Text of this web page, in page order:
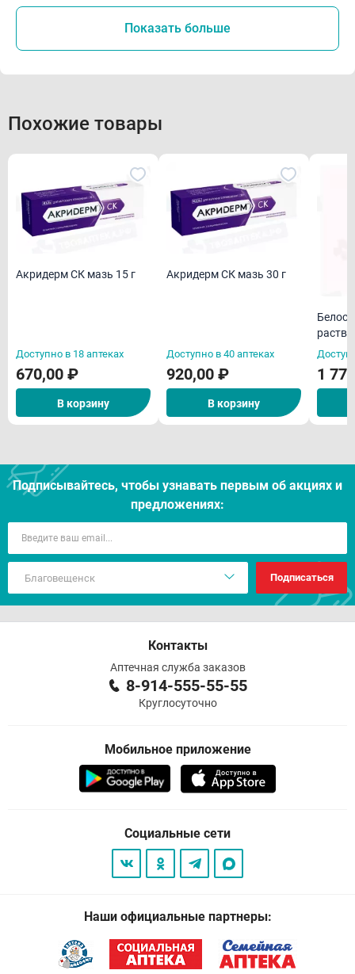
Показать больше
Похожие товары
Акридерм СК мазь 15 г
Доступно в 18 аптеках
670,00 ₽
В корзину
Акридерм СК мазь 30 г
Доступно в 40 аптеках
920,00 ₽
В корзину
1
Подписывайтесь, чтобы узнавать первым об акцияx и
предложениях:
Подписаться
Контакты
Аптечная служба заказов
8-914-555-55-55
Круглосуточно
Мобильное приложение
Социальные сети
Наши официальные партнеры: